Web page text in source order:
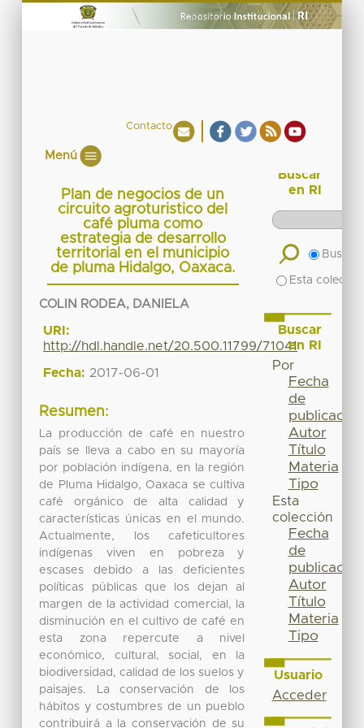
Contacto
Menú
Plan de negocios de un
circuito agroturistico del
café pluma como
estrategia de desarrollo
territorial en el municipio
de pluma Hidalgo, Oaxaca.
COLIN RODEA, DANIELA
URI:
http://hdl.handle.net/20.500.11799/71041
Fecha: 2017-06-01
Resumen:
La producción de café en nuestro
país se lleva a cabo en su mayoría
por población indígena, en la región
de Pluma Hidalgo, Oaxaca se cultiva
café orgánico de alta calidad y
características únicas en el mundo.
Actualmente, los cafeticultores
indígenas viven en pobreza y
escases debido a las deficientes
políticas públicas que los dejan al
margen de la actividad comercial, la
disminución en el cultivo de café en
esta zona repercute a nivel
económico, cultural, social, en la
biodiversidad, calidad de los suelos y
paisajes. La conservación de los
hábitos y costumbres de un pueblo
contribuirá a la conservación de su
Buscar
en RI
Buscar
Esta
Buscar
en RI
Por
Fecha
de
publicación
Autor
Título
Materia
Tipo
Esta
colección
Fecha
de
publicación
Autor
Título
Materia
Tipo
Usuario
Acceder